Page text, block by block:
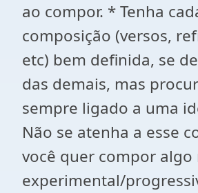
ao compor. * Tenha
composição (versos,
etc) bem definida, se
das demais, mas
sempre ligado a uma
Não se atenha a esse
você quer compor algo
experimental/